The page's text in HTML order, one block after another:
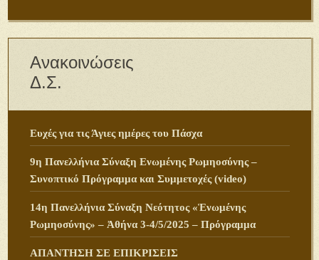
Ανακοινώσεις
Δ.Σ.
Ευχές για τις Άγιες ημέρες του Πάσχα
9η Πανελλήνια Σύναξη Ενωμένης Ρωμηοσύνης –
Συνοπτικό Πρόγραμμα και Συμμετοχές (video)
14η Πανελλήνια Σύναξη Νεότητος «Ἑνωμένης
Ρωμηοσύνης» – Ἀθήνα 3-4/5/2025 – Πρόγραμμα
ΑΠΑΝΤΗΣΗ ΣΕ ΕΠΙΚΡΙΣΕΙΣ